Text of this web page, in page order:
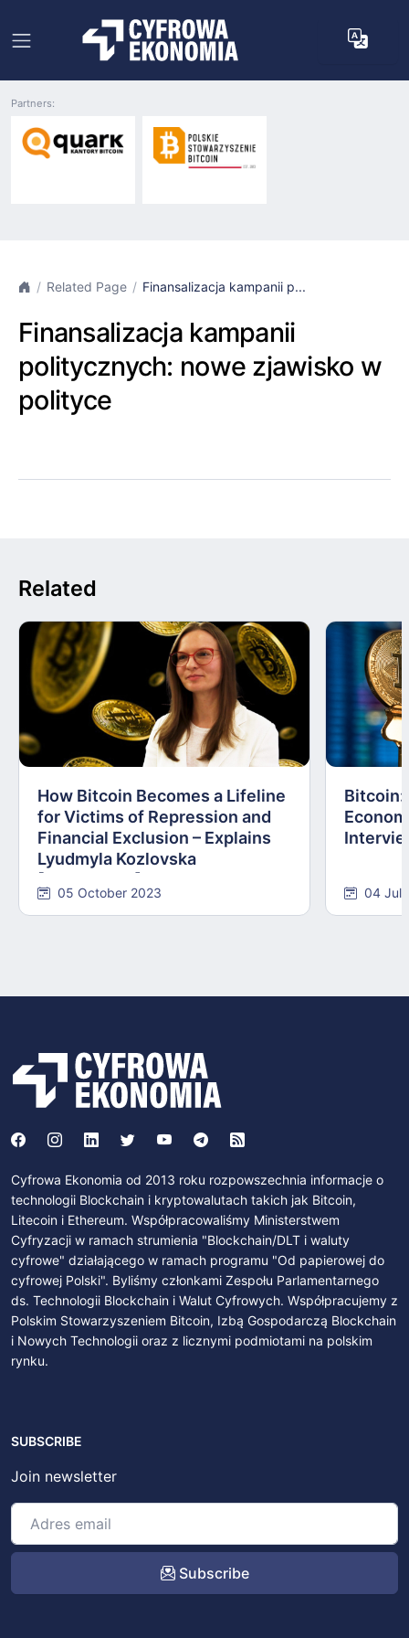
Partners:
Related Page Finansalizacja kampanii p...
Finansalizacja kampanii
politycznych: nowe zjawisko w
polityce
Related
How Bitcoin Becomes a Lifeline
for Victims of Repression and
Financial Exclusion – Explains
Lyudmyla Kozlovska
05 October 2023
Bitcoin:
04
Cyfrowa Ekonomia od 2013 roku rozpowszechnia informacje o
technologii Blockchain i kryptowalutach takich jak Bitcoin,
Litecoin i Ethereum. Współpracowaliśmy Ministerstwem
Cyfryzacji w ramach strumienia "Blockchain/DLT i waluty
cyfrowe" działającego w ramach programu "Od papierowej do
cyfrowej Polski". Byliśmy członkami Zespołu Parlamentarnego
ds. Technologii Blockchain i Walut Cyfrowych. Współpracujemy z
Polskim Stowarzyszeniem Bitcoin, Izbą Gospodarczą Blockchain
i Nowych Technologii oraz z licznymi podmiotami na polskim
rynku.
SUBSCRIBE
Join newsletter
Subscribe